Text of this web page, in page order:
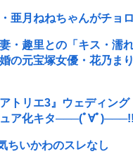
亜月ねねちゃんがチョ
・趣里との「キス・濡
の元宝塚女優・花乃ま
アトリエ3』ウェディン
ア化キタ───(ﾟ∀ﾟ
ちいかわのスレなし